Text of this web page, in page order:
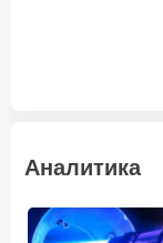
Аналитика